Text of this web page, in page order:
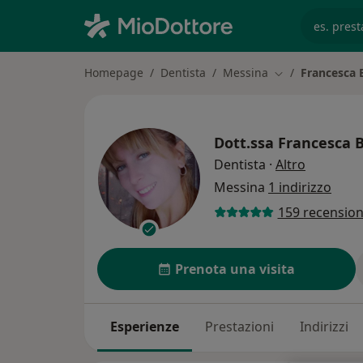
Homepage Dentista Messina Cambia città
Francesca
Dott.ssa Francesca
Dentista · Altro
Messina 1 indirizzo
159
Prenota una visita
Esperienze Prestazioni Indirizzi